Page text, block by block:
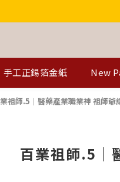
手工正錫箔金紙 New
祖師.5｜醫藥產業職業神 祖師爺
百業祖師.5｜